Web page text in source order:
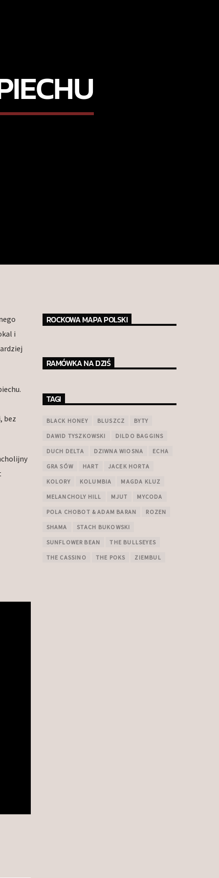
i
bez
ROCKOWA MAPA POLSKI
RAMÓWKA NA DZIŚ
TAGI
BLACK HONEY BLUSZCZ BYTY
DAWID TYSZKOWSKI DILDO BAGGINS
DUCH DELTA DZIWNA WIOSNA ECHA
GRA SÓW HART JACEK HORTA
KOLORY KOLUMBIA MAGDA KLUZ
MELANCHOLY HILL MJUT MYCODA
POLA CHOBOT & ADAM BARAN ROZEN
SHAMA STACH BUKOWSKI
SUNFLOWER BEAN THE BULLSEYES
THE CASSINO THE POKS ZIEMBUL